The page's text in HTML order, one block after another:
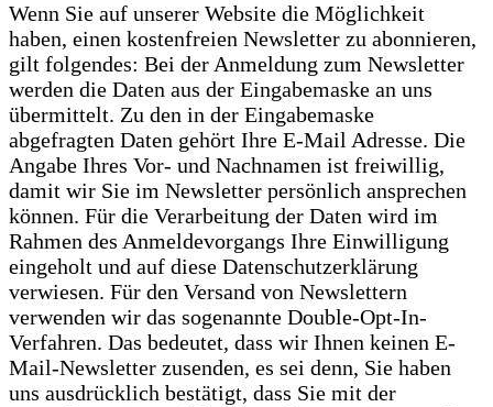
Wenn Sie auf unserer Website die Möglichkeit
haben, einen kostenfreien Newsletter zu abonnieren,
gilt folgendes: Bei der Anmeldung zum Newsletter
werden die Daten aus der Eingabemaske an uns
übermittelt. Zu den in der Eingabemaske
abgefragten Daten gehört Ihre E-Mail Adresse. Die
Angabe Ihres Vor- und Nachnamen ist freiwillig,
damit wir Sie im Newsletter persönlich ansprechen
können. Für die Verarbeitung der Daten wird im
Rahmen des Anmeldevorgangs Ihre Einwilligung
eingeholt und auf diese Datenschutzerklärung
verwiesen. Für den Versand von Newslettern
verwenden wir das sogenannte Double-Opt-In-
Verfahren. Das bedeutet, dass wir Ihnen keinen E-
Mail-Newsletter zusenden, es sei denn, Sie haben
uns ausdrücklich bestätigt, dass Sie mit der